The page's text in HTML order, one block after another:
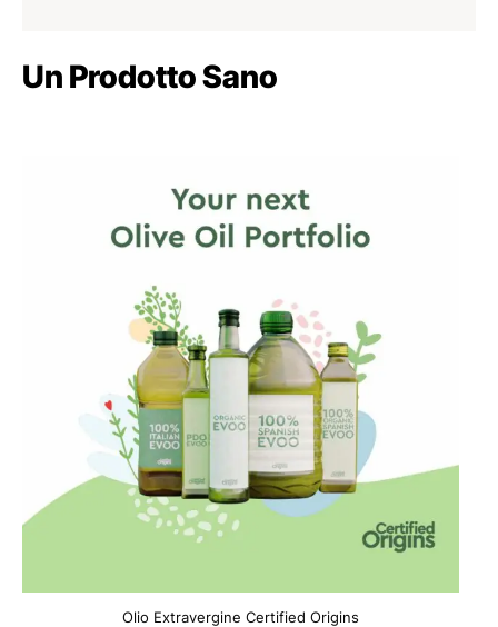
Un Prodotto Sano
Olio Extravergine Certified Origins